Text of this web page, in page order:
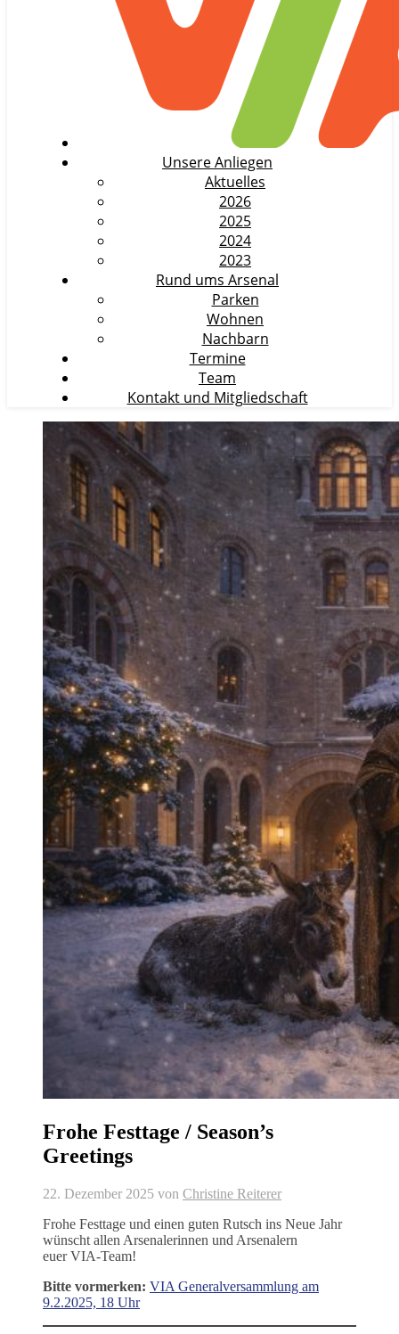
Unsere Anliegen
Aktuelles
2026
2025
2024
2023
Rund ums Arsenal
Parken
Wohnen
Nachbarn
Termine
Team
Kontakt und Mitgliedschaft
Frohe Festtage / Season’s
Greetings
22. Dezember 2025 von Christine Reiterer
Frohe Festtage und einen guten Rutsch ins Neue Jahr
wünscht allen Arsenalerinnen und Arsenalern
euer VIA-Team!
Bitte vormerken: VIA Generalversammlung am
9.2.2025, 18 Uhr